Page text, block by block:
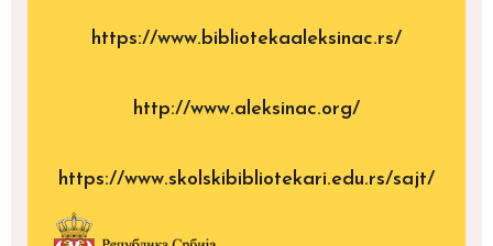
https://www.bibliotekaaleksinac.rs/
http://www.aleksinac.org/
https://www.skolskibibliotekari.edu.rs/sajt/